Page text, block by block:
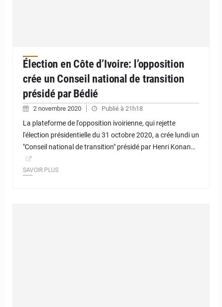
Élection en Côte d’Ivoire: l’opposition
crée un Conseil national de transition
présidé par Bédié
2 novembre 2020 Publié à 21h18
La plateforme de l'opposition ivoirienne, qui rejette
l'élection présidentielle du 31 octobre 2020, a crée lundi un
"Conseil national de transition" présidé par Henri Konan…
SAVOIR PLUS